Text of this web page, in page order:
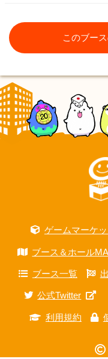
このブー
ゲームマーケ
ブース＆ホール
ブース一覧
公式Twitter
利用規約